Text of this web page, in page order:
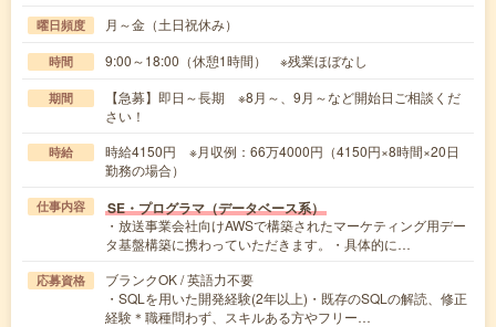
曜日頻度 月～金（土日祝休み）
時間 9:00～18:00（休憩1時間） ※残業ほぼなし
期間
【急募】即日～長期 ※8月～、9月～など開始日ご相談くだ
さい！
時給
時給4150円 ※月収例：66万4000円（4150円×8時間×20日
勤務の場合）
仕事内容 SE・プログラマ（データベース系）
・放送事業会社向けAWSで構築されたマーケティング用デー
タ基盤構築に携わっていただきます。・具体的に…
応募資格
ブランクOK / 英語力不要
・SQLを用いた開発経験(2年以上)・既存のSQLの解読、修正
経験＊職種問わず、スキルある方やフリー…